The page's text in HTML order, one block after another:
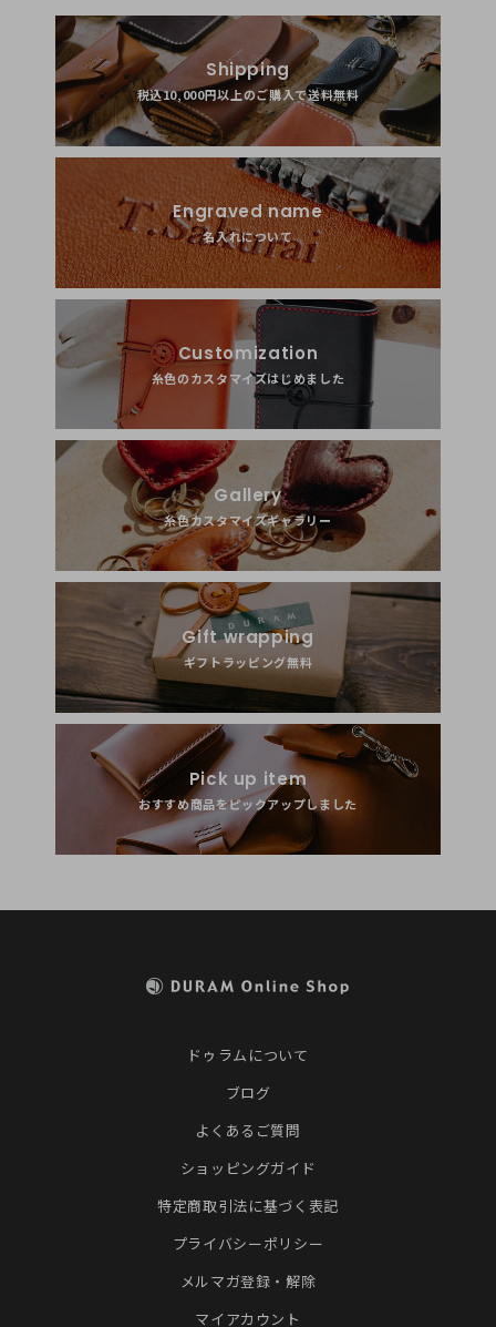
Shipping
税込10,000円以上のご購入で送料無料
Engraved name
名入れについて
Customization
糸色のカスタマイズはじめました
Gallery
糸色カスタマイズギャラリー
Gift wrapping
ギフトラッピング無料
Pick up item
おすすめ商品をピックアップしました
ドゥラムについて
ブログ
よくあるご質問
ショッピングガイド
特定商取引法に基づく表記
プライバシーポリシー
メルマガ登録・解除
マイアカウント